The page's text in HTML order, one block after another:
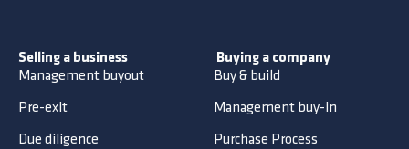
Selling a business
Management buyout
Pre-exit
Due diligence
Buying a company
Buy & build
Management buy-in
Purchase Process